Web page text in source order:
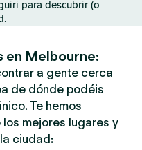
para descubrir (o
en Melbourne:
a gente cerca
de dónde podéis
Te hemos
mejores lugares y
ciudad: